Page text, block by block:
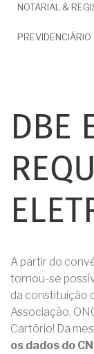
NOTARIAL &
PREVIDENCIÁRIO
DBE
A partir do
tornou-se
da constituição
Associação,
Cartório! Da
os dados do